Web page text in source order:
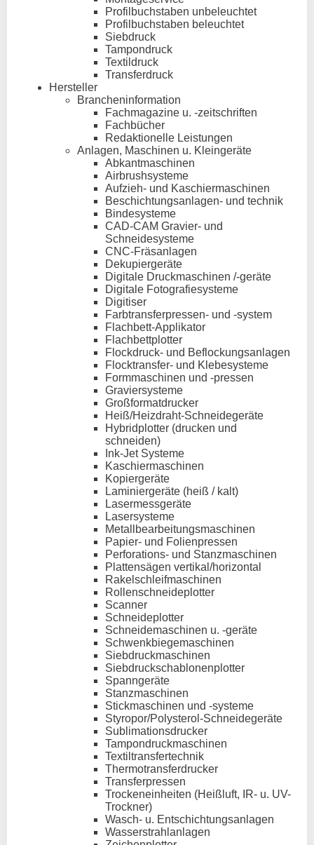
Profilbuchstaben unbeleuchtet
Profilbuchstaben beleuchtet
Siebdruck
Tampondruck
Textildruck
Transferdruck
Hersteller
Brancheninformation
Fachmagazine u. -zeitschriften
Fachbücher
Redaktionelle Leistungen
Anlagen, Maschinen u. Kleingeräte
Abkantmaschinen
Airbrushsysteme
Aufzieh- und Kaschiermaschinen
Beschichtungsanlagen- und technik
Bindesysteme
CAD-CAM Gravier- und
Schneidesysteme
CNC-Fräsanlagen
Dekupiergeräte
Digitale Druckmaschinen /-geräte
Digitale Fotografiesysteme
Digitiser
Farbtransferpressen- und -system
Flachbett-Applikator
Flachbettplotter
Flockdruck- und Beflockungsanlagen
Flocktransfer- und Klebesysteme
Formmaschinen und -pressen
Graviersysteme
Großformatdrucker
Heiß/Heizdraht-Schneidegeräte
Hybridplotter (drucken und
schneiden)
Ink-Jet Systeme
Kaschiermaschinen
Kopiergeräte
Laminiergeräte (heiß / kalt)
Lasermessgeräte
Lasersysteme
Metallbearbeitungsmaschinen
Papier- und Folienpressen
Perforations- und Stanzmaschinen
Plattensägen vertikal/horizontal
Rakelschleifmaschinen
Rollenschneideplotter
Scanner
Schneideplotter
Schneidemaschinen u. -geräte
Schwenkbiegemaschinen
Siebdruckmaschinen
Siebdruckschablonenplotter
Spanngeräte
Stanzmaschinen
Stickmaschinen und -systeme
Styropor/Polysterol-Schneidegeräte
Sublimationsdrucker
Tampondruckmaschinen
Textiltransfertechnik
Thermotransferdrucker
Transferpressen
Trockeneinheiten (Heißluft, IR- u. UV-
Trockner)
Wasch- u. Entschichtungsanlagen
Wasserstrahlanlagen